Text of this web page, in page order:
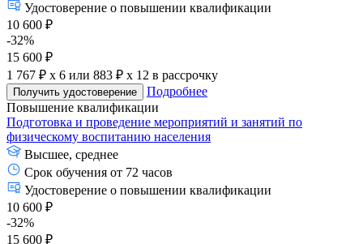
Удостоверение о повышении квалификации
10 600 ₽
-32%
15 600 ₽
1 767 ₽ x 6 или 883 ₽ x 12 в рассрочку
Получить удостоверение
Подробнее
Повышение квалификации
Подготовка и проведение мероприятий и занятий по
физическому воспитанию населения
Высшее, среднее
Срок обучения от 72 часов
Удостоверение о повышении квалификации
10 600 ₽
-32%
15 600 ₽